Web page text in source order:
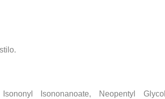
Isononanoate, Neopentyl